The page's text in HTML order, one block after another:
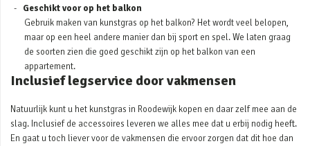
Geschikt voor op het balkon
Gebruik maken van kunstgras op het balkon? Het wordt veel belopen,
maar op een heel andere manier dan bij sport en spel. We laten graag
de soorten zien die goed geschikt zijn op het balkon van een
appartement.
Inclusief legservice door vakmensen
Natuurlijk kunt u het kunstgras in Roodewijk kopen en daar zelf mee aan de
slag. Inclusief de accessoires leveren we alles mee dat u erbij nodig heeft.
En gaat u toch liever voor de vakmensen die ervoor zorgen dat dit hoe dan